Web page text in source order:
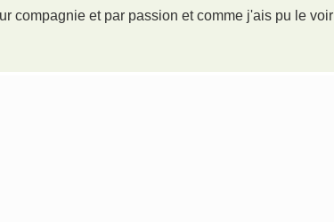
compagnie et par passion et comme j'ais pu le voir